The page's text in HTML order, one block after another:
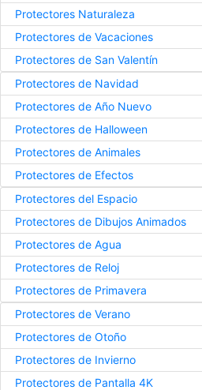
Protectores Naturaleza
Protectores de Vacaciones
Protectores de San Valentín
Protectores de Navidad
Protectores de Año Nuevo
Protectores de Halloween
Protectores de Animales
Protectores de Efectos
Protectores del Espacio
Protectores de Dibujos Animados
Protectores de Agua
Protectores de Reloj
Protectores de Primavera
Protectores de Verano
Protectores de Otoño
Protectores de Invierno
Protectores de Pantalla 4K